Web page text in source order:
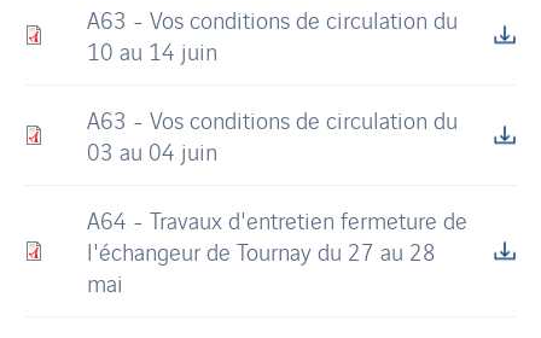
A63 - Vos conditions de circulation du
10 au 14 juin
A63 - Vos conditions de circulation du
03 au 04 juin
A64 - Travaux d'entretien fermeture de
l'échangeur de Tournay du 27 au 28
mai